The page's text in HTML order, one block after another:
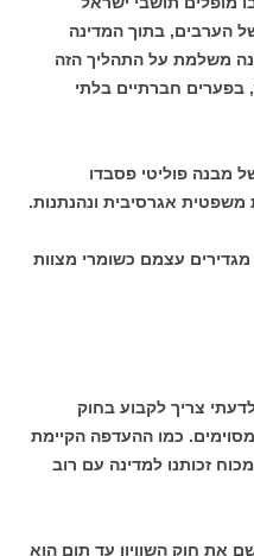
הערבים, בתוך המדינה
משלמת על התהליך הזה
בפערים חברתיים בלתי
מבנה פוליטי פסבדו
אגרסיבית ונהנתנות.
עצמם כשומרי מצוות
צריך לקבוע בחוק
כמו ההעדפה הקיימת
זכותנו למדינה עם רוב
את חוק השוויון עד תום הוא